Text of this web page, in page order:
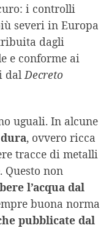
i controlli
severi in Europa
dagli
e conforme ai
dal Decreto
uguali. In alcune
, ovvero ricca
tracce di metalli
non
bere l’acqua dal
buona norma
pubblicate dal